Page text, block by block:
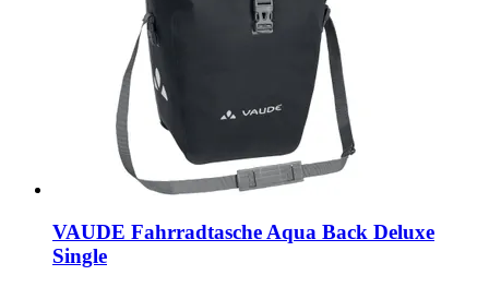
VAUDE Fahrradtasche Aqua Back Deluxe
Single